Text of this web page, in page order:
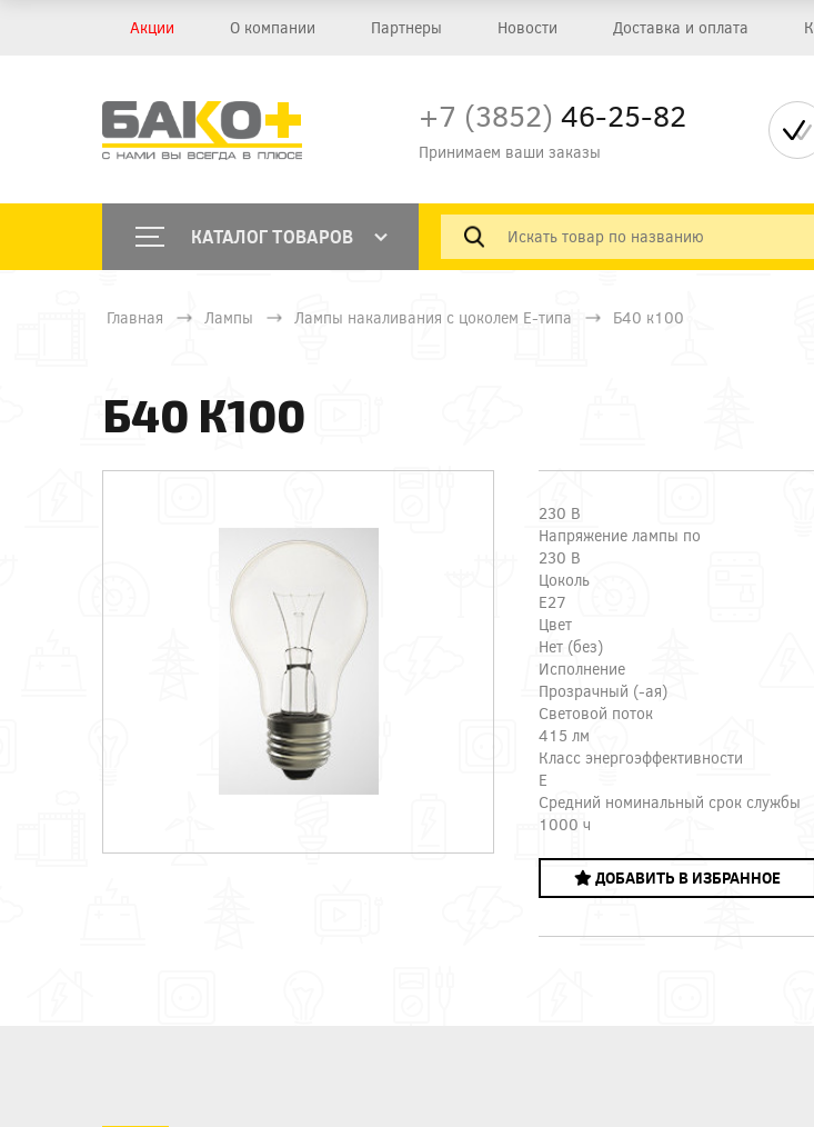
Акции О компании Партнеры Новости Доставка и оплата
+7 (3852) 46-25-82
Принимаем ваши заказы
КАТАЛОГ ТОВАРОВ
Главная Лампы Лампы накаливания с цоколем E-типа Б40 к100
Б40 К100
230 В
Напряжение лампы по
230 В
Цоколь
E27
Цвет
Нет (без)
Исполнение
Прозрачный (-ая)
Световой поток
415 лм
Класс энергоэффективности
E
Средний номинальный срок службы
1000 ч
ДОБАВИТЬ В ИЗБРАННОЕ